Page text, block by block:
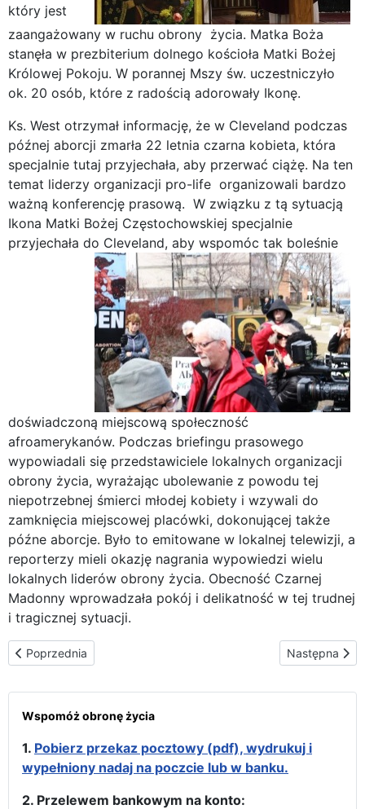
który jest
zaangażowany w ruchu obrony życia. Matka Boża
stanęła w prezbiterium dolnego kościoła Matki Bożej
Królowej Pokoju. W porannej Mszy św. uczestniczyło
ok. 20 osób, które z radością adorowały Ikonę.
Ks. West otrzymał informację, że w Cleveland podczas
późnej aborcji zmarła 22 letnia czarna kobieta, która
specjalnie tutaj przyjechała, aby przerwać ciążę. Na ten
temat liderzy organizacji pro-life organizowali bardzo
ważną konferencję prasową. W związku z tą sytuacją
Ikona Matki Bożej Częstochowskiej specjalnie
przyjechała do Cleveland, aby wspomóc tak boleśnie
doświadczoną miejscową społeczność
afroamerykanów. Podczas briefingu prasowego
wypowiadali się przedstawiciele lokalnych organizacji
obrony życia, wyrażając ubolewanie z powodu tej
niepotrzebnej śmierci młodej kobiety i wzywali do
zamknięcia miejscowej placówki, dokonującej także
późne aborcje. Było to emitowane w lokalnej telewizji, a
reporterzy mieli okazję nagrania wypowiedzi wielu
lokalnych liderów obrony życia. Obecność Czarnej
Madonny wprowadzała pokój i delikatność w tej trudnej
i tragicznej sytuacji.
Poprzednia strona: W parafii św. Stanisława Kostki w Michigan
Poprzednia Następna
Następna
Wspomóż obronę życia
1. Pobierz przekaz pocztowy (pdf), wydrukuj i
wypełniony nadaj na poczcie lub w banku.
2. Przelewem bankowym na konto: